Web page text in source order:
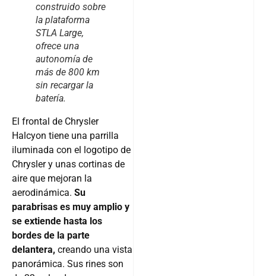
construido sobre
la plataforma
STLA Large,
ofrece una
autonomía de
más de 800 km
sin recargar la
batería.
El frontal de Chrysler
Halcyon tiene una parrilla
iluminada con el logotipo de
Chrysler y unas cortinas de
aire que mejoran la
aerodinámica. Su
parabrisas es muy amplio y
se extiende hasta los
bordes de la parte
delantera, creando una vista
panorámica. Sus rines son